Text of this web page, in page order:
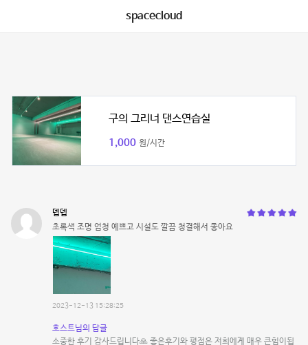
spacecloud
구의 그리너 댄스연습실
1,000 원/시간
뎁뎁
초록색 조명 엄청 예쁘고 시설도 깔끔 청결해서 좋아요
2023-12-13 15:28:25
호스트님의 답글
소중한 후기 감사드립니다🙏 좋은후기와 평점은 저희에게 매우 큰힘이됩